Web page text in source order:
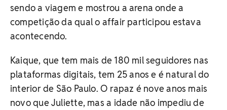
sendo a viagem e mostrou a arena onde a
competição da qual o affair participou estava
acontecendo.
Kaique, que tem mais de 180 mil seguidores nas
plataformas digitais, tem 25 anos e é natural do
interior de São Paulo. O rapaz é nove anos mais
novo que Juliette, mas a idade não impediu de